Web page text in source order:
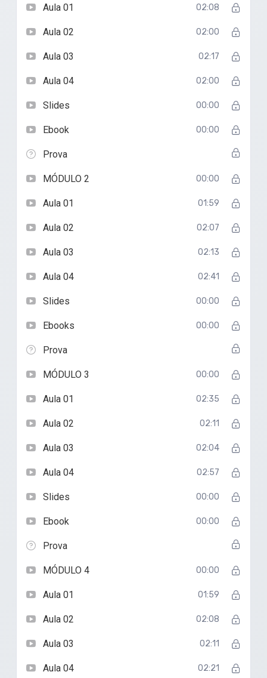
Aula 01 02:08
Aula 02 02:00
Aula 03 02:17
Aula 04 02:00
Slides 00:00
Ebook 00:00
Prova
MÓDULO 2 00:00
Aula 01 01:59
Aula 02 02:07
Aula 03 02:13
Aula 04 02:41
Slides 00:00
Ebooks 00:00
Prova
MÓDULO 3 00:00
Aula 01 02:35
Aula 02 02:11
Aula 03 02:04
Aula 04 02:57
Slides 00:00
Ebook 00:00
Prova
MÓDULO 4 00:00
Aula 01 01:59
Aula 02 02:08
Aula 03 02:11
Aula 04 02:21